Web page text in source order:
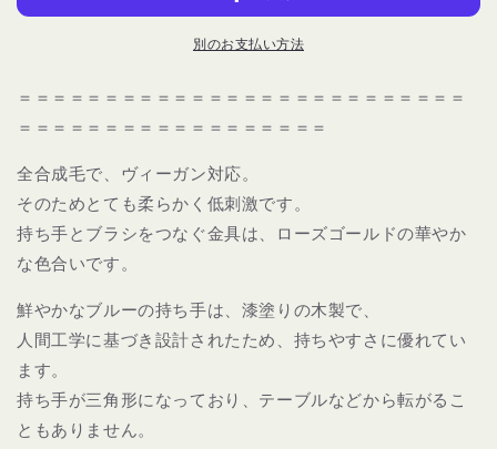
ル
ー
ル
ン
ト
ラ
イ
ン
グ
ル
540
PRECISION
LINER
ル
ー
ル
ン
ト
ラ
ン
グ
540
PRECISION
別のお支払い方法
＝＝＝＝＝＝＝＝＝＝＝＝＝＝＝＝＝＝＝＝＝＝＝＝＝＝
＝＝＝＝＝＝＝＝＝＝＝＝＝＝＝＝＝＝
全合成毛で、ヴィーガン対応。
そのためとても柔らかく低刺激です。
持ち手とブラシをつなぐ金具は、ローズゴールドの華やか
な色合いです。
鮮やかなブルーの持ち手は、漆塗りの木製で、
人間工学に基づき設計されたため、持ちやすさに優れてい
ます。
持ち手が三角形になっており、テーブルなどから転がるこ
ともありません。